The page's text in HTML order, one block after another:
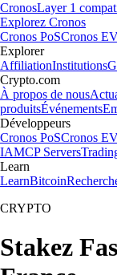
CronosLayer 1
Explorez Cronos
Cronos PoSCronos
Explorer
AffiliationInstitutions
Crypto.com
À propos de nous
produitsÉvénements
Développeurs
Cronos PoSCronos
IAMCP Servers
Learn
LearnBitcoin
CRYPTO
Stakez